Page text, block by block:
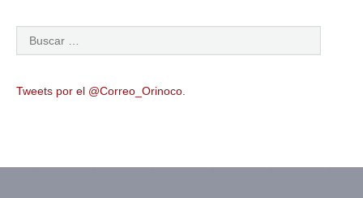
Tweets por el @Correo_Orinoco.